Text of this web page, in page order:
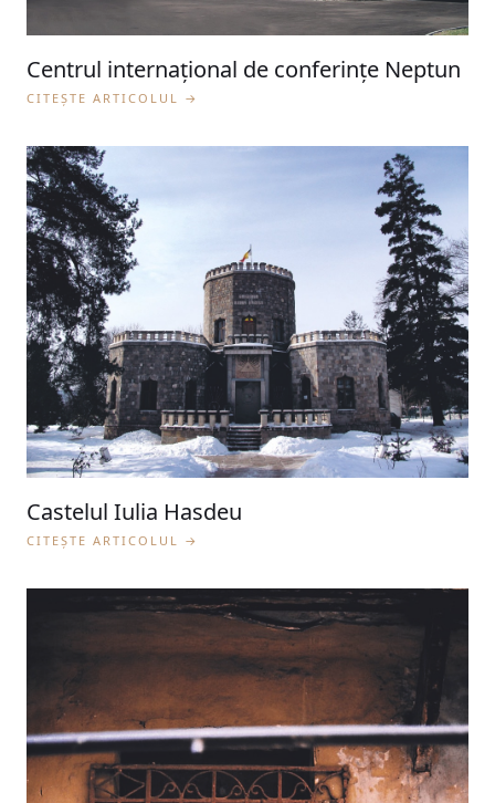
Centrul internaţional de conferinţe Neptun
CITEȘTE ARTICOLUL →
Castelul Iulia Hasdeu
CITEȘTE ARTICOLUL →